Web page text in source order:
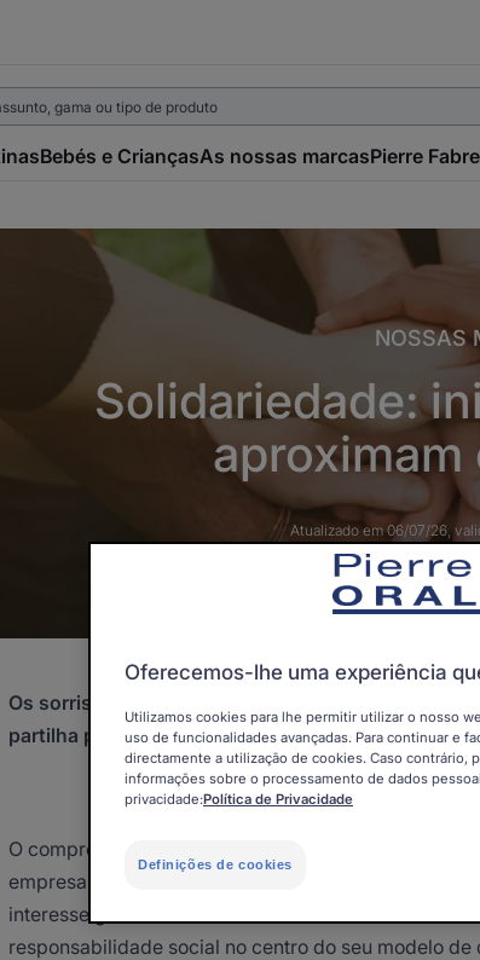
Bebés e CriançasAs nossas marcasPierre
NOSSAS
Solidariedade:
aproximam
Atualizado em06/07/26 ,
Os sorrisos são partilhados. É por isso que Pierre
partilha para promover a saúde oral.
O compromisso da Pierre Fabre Oral Care vai
empresa que é um ator na sociedade, é essencial
interesse geral. Numa sociedade em constante
responsabilidade social no centro do seu modelo de
Oferecemos-lhe uma experiência
Utilizamos cookies para lhe permitir utilizar o nosso
uso de funcionalidades avançadas. Para continuar e
directamente a utilização de cookies. Caso contrário,
informações sobre o processamento de dados
privacidade:Política de Privacidade
Definições de cookies